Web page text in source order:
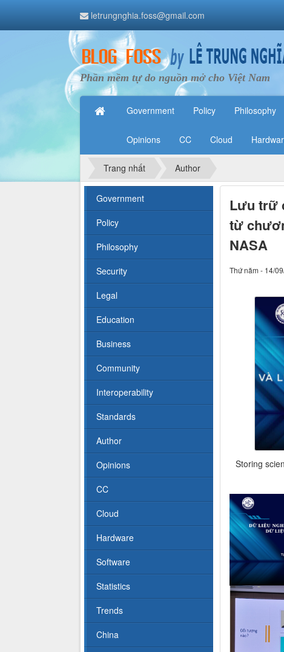
letrungnghia.foss@gmail.com
Phần mềm tự do nguồn mở cho Việt Nam
Government Policy Philosophy
Opinions CC Cloud
Trang nhất Author
Lưu trữ
từ
NASA
Thứ năm - 14/
Storing
Government
Policy
Philosophy
Security
Legal
Education
Business
Community
Interoperability
Standards
Author
Opinions
CC
Cloud
Hardware
Software
Statistics
Trends
China